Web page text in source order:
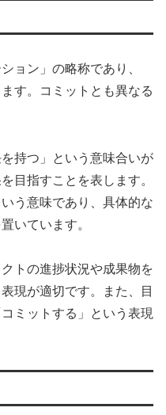
ョン」の略称であり、
す。コミットとも異なる
持つ」という意味合いが
目指すことを表します。
う意味であり、具体的な
いています。
トの進捗状況や成果物を
現が適切です。また、目
ミットする」という表現